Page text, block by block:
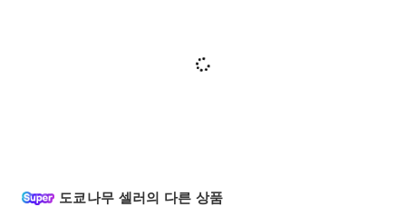
도쿄나무 셀러의 다른 상품